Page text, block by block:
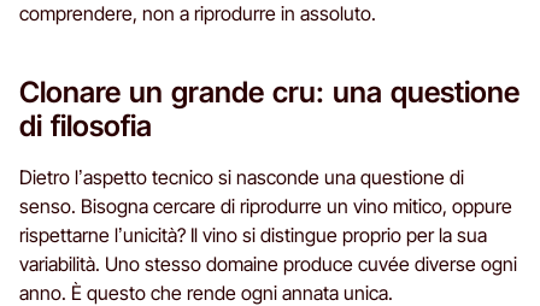
comprendere, non a riprodurre in assoluto.
Clonare un grande cru: una questione
di filosofia
Dietro l’aspetto tecnico si nasconde una questione di
senso. Bisogna cercare di riprodurre un vino mitico, oppure
rispettarne l’unicità? Il vino si distingue proprio per la sua
variabilità. Uno stesso domaine produce cuvée diverse ogni
anno. È questo che rende ogni annata unica.